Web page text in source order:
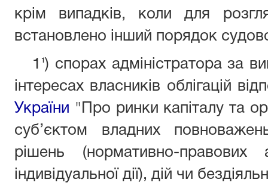
крім випадків, коли для
встановлено інший порядок
1
1 ) спорах адміністратора за
інтересах власників облігацій
України "Про ринки капіталу та
суб’єктом владних
рішень (нормативно-
індивідуальної дії), дій чи